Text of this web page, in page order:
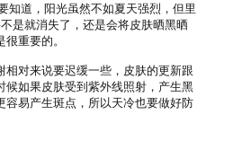
知道，阳光虽然不如夏天强烈，但里
是就消失了，还是会将皮肤晒黑晒
重要的。
相对来说要迟缓一些，皮肤的更新跟
候如果皮肤受到紫外线照射，产生黑
容易产生斑点，所以天冷也要做好防